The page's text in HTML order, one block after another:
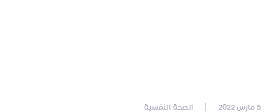
5 مارس 2022 الصحة النفسية